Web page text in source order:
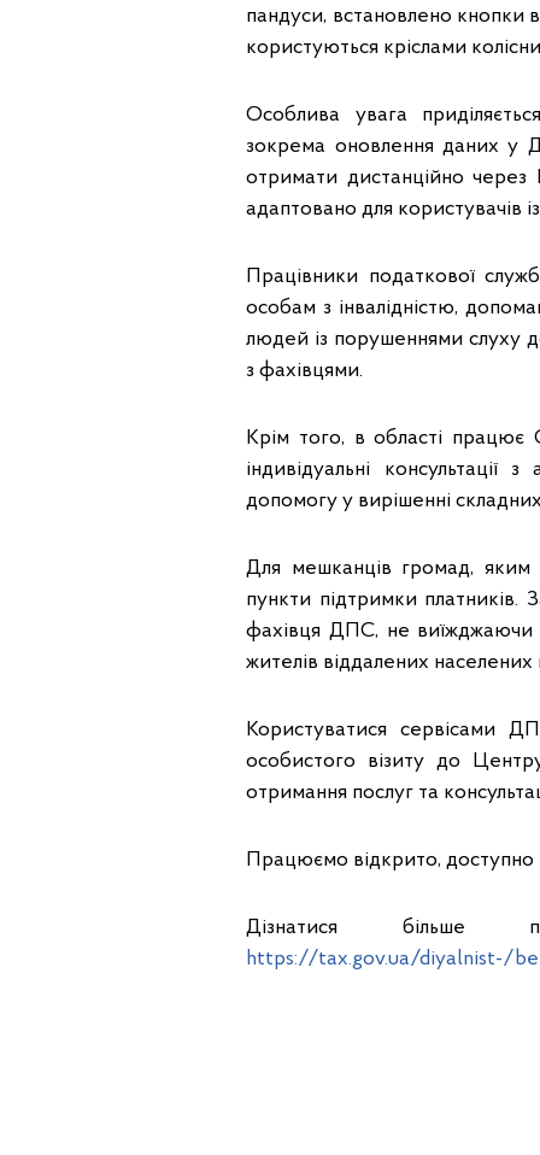
пандуси, встановлено кнопки
користуються кріслами
Особлива увага
зокрема оновлення даних у
отримати дистанційно
адаптовано для користувачів
Працівники податкової
особам з інвалідністю,
людей із порушеннями слуху
з фахівцями.
Крім того, в області працює
індивідуальні
допомогу у вирішенні
Для мешканців громад, яким
пункти підтримки платників.
фахівця ДПС, не виїжджаючи
жителів віддалених населених
Користуватися сервісами
особистого візиту до
отримання послуг та
Працюємо відкрито, доступно
Дізнатися більше
https://tax.gov.ua/diyalnist-/